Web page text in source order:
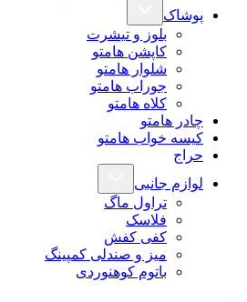
پوشاک
بلوز و تیشرت
کاپشن هامتو
شلوار هامتو
جوراب هامتو
کلاه هامتو
چادر هامتو
کیسه خواب هامتو
حراج
لوازم جانبی
تراول ماگ
فلاسک
کفی کفش
میز و صندلی کمپینگ
باتوم کوهنوردی